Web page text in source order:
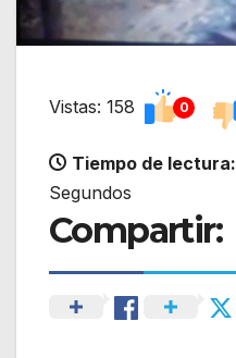
Vistas: 158 0
Tiempo de lectura:
Segundos
Compartir: